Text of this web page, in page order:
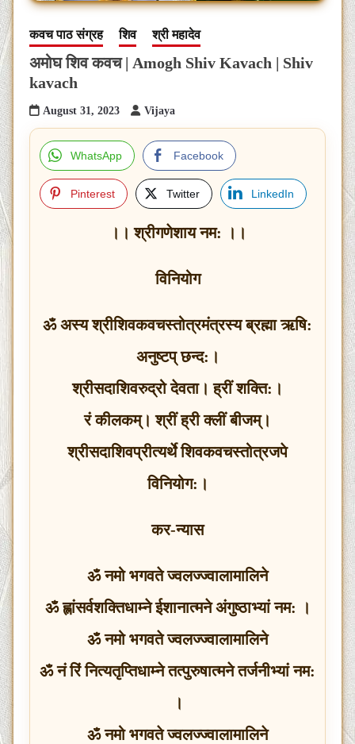
कवच पाठ संग्रह शिव श्री महादेव
अमोघ शिव कवच | Amogh Shiv Kavach | Shiv
kavach
August 31, 2023 Vijaya
WhatsApp Facebook
Pinterest Twitter LinkedIn
।। श्रीगणेशाय नम: ।।
विनियोग
ॐ अस्य श्रीशिवकवचस्तोत्रमंत्रस्य ब्रह्मा ऋषि:
अनुष्टप् छन्द:।
श्रीसदाशिवरुद्रो देवता। ह्रीं शक्‍ति:।
रं कीलकम्। श्रीं ह्री क्लीं बीजम्।
श्रीसदाशिवप्रीत्यर्थे शिवकवचस्तोत्रजपे
विनियोग:।
कर-न्यास
ॐ नमो भगवते ज्वलज्ज्वालामालिने
ॐ ह्लांसर्वशक्तिधाम्ने ईशानात्मने अंगुष्ठाभ्यां नम: ।
ॐ नमो भगवते ज्वलज्ज्वालामालिने
ॐ नं रिं नित्यतृप्तिधाम्ने तत्पुरुषात्मने तर्जनीभ्यां नम:
।
ॐ नमो भगवते ज्वलज्ज्वालामालिने